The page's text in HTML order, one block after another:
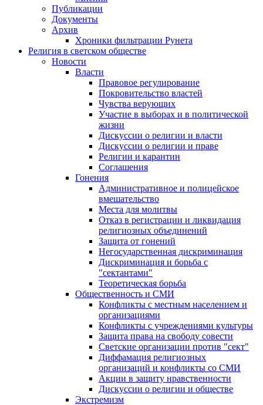
Публикации
Документы
Архив
Хроники фильтрации Рунета
Религия в светском обществе
Новости
Власти
Правовое регулирование
Покровительство властей
Чувства верующих
Участие в выборах и в политической
жизни
Дискуссии о религии и власти
Дискуссии о религии и праве
Религии и карантин
Соглашения
Гонения
Административное и полицейское
вмешательство
Места для молитвы
Отказ в регистрации и ликвидация
религиозных объединений
Защита от гонений
Негосударственная дискриминация
Дискриминация и борьба с
"сектантами"
Теоретическая борьба
Общественность и СМИ
Конфликты с местным населением и
организациями
Конфликты с учреждениями культуры
Защита права на свободу совести
Светские организации против "сект"
Диффамация религиозных
организаций и конфликты со СМИ
Акции в защиту нравственности
Дискуссии о религии и обществе
Экстремизм